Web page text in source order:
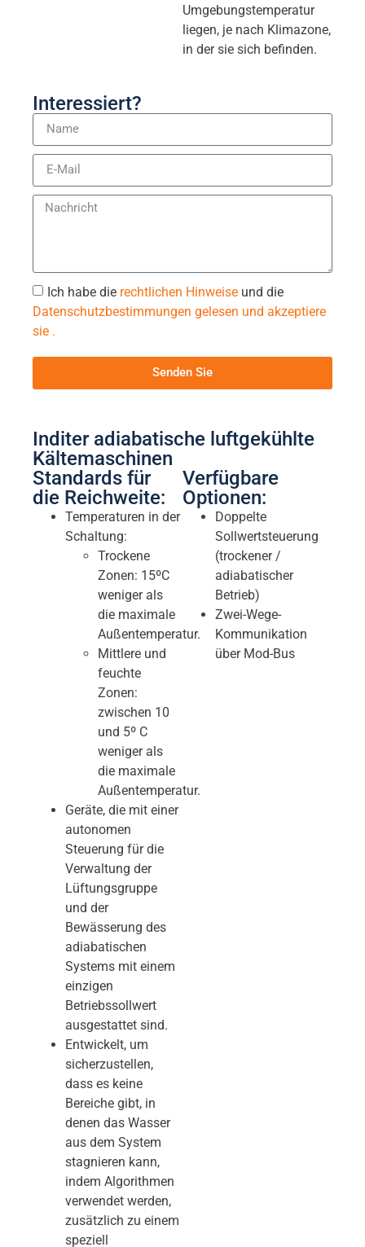
Umgebungstemperatur
liegen, je nach Klimazone,
in der sie sich befinden.
Interessiert?
Ich habe die rechtlichen Hinweise und die
Datenschutzbestimmungen gelesen und akzeptiere
sie .
Senden Sie
Inditer adiabatische luftgekühlte
Kältemaschinen
Standards für
die Reichweite:
Temperaturen in der
Schaltung:
Trockene
Zonen: 15ºC
weniger als
die maximale
Außentemperatur.
Mittlere und
feuchte
Zonen:
zwischen 10
und 5º C
weniger als
die maximale
Außentemperatur.
Geräte, die mit einer
autonomen
Steuerung für die
Verwaltung der
Lüftungsgruppe
und der
Bewässerung des
adiabatischen
Systems mit einem
einzigen
Betriebssollwert
ausgestattet sind.
Entwickelt, um
sicherzustellen,
dass es keine
Bereiche gibt, in
denen das Wasser
aus dem System
stagnieren kann,
indem Algorithmen
verwendet werden,
zusätzlich zu einem
speziell
Verfügbare
Optionen:
Doppelte
Sollwertsteuerung
(trockener /
adiabatischer
Betrieb)
Zwei-Wege-
Kommunikation
über Mod-Bus